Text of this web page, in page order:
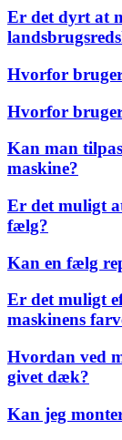
Er det dyrt at
Hvorfor
Hvorfor
Kan man
maskine?
Er det muligt
fælg?
Kan en fælg
Er det muligt
maskinens
Hvordan ved
givet dæk?
Kan jeg